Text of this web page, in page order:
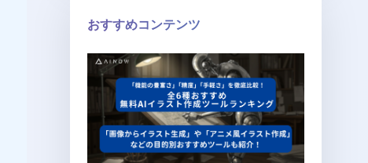
おすすめコンテンツ